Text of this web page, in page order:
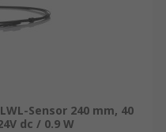
Sensor 240 mm, 40
dc / 0.9 W